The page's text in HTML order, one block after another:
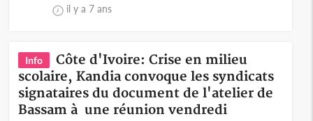
il y a 7 ans
Info
Côte d'Ivoire: Crise en milieu
scolaire, Kandia convoque les syndicats
signataires du document de l'atelier de
Bassam à une réunion vendredi